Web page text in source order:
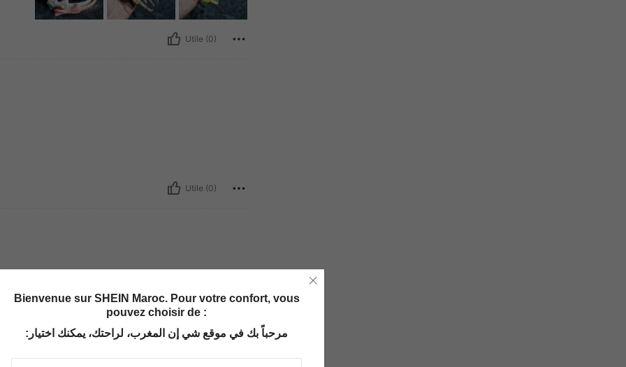
Utile (0)
Utile (0)
Utile (0)
Bienvenue sur SHEIN Maroc. Pour votre confort, vous
pouvez choisir de :
مرحباً بك في موقع شي إن المغرب، لراحتك، يمكنك اختيار: